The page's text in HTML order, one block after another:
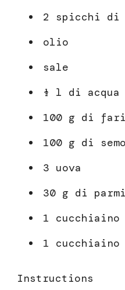
2 spicchi di
olio
sale
½ l di acqua
100 g di
100 g di
3 uova
30 g di
1 cucchiaino
1
Instructions